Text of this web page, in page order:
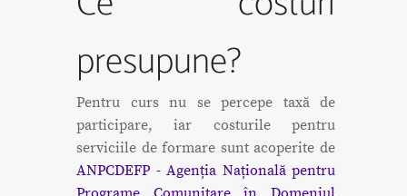
presupune?
Pentru curs nu se percepe taxă de
participare, iar costurile pentru
serviciile de formare sunt acoperite de
ANPCDEFP - Agenția Națională pentru